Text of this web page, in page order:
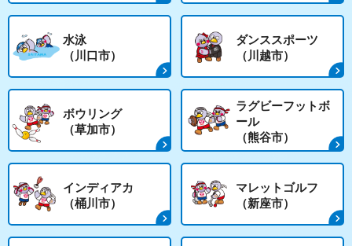
水泳
（川口市）
ダンススポーツ
（川越市）
ボウリング
（草加市）
ラグビーフットボ
ール
（熊谷市）
インディアカ
（桶川市）
マレットゴルフ
（新座市）